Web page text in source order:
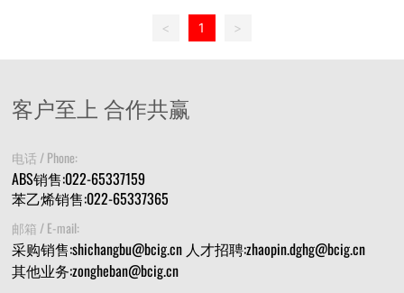
< 1 >
客户至上 合作共赢
电话 / Phone:
ABS销售:022-65337159
苯乙烯销售:022-65337365
邮箱 / E-mail:
采购销售:shichangbu@bcig.cn 人才招聘:zhaopin.dghg@bcig.cn
其他业务:zongheban@bcig.cn